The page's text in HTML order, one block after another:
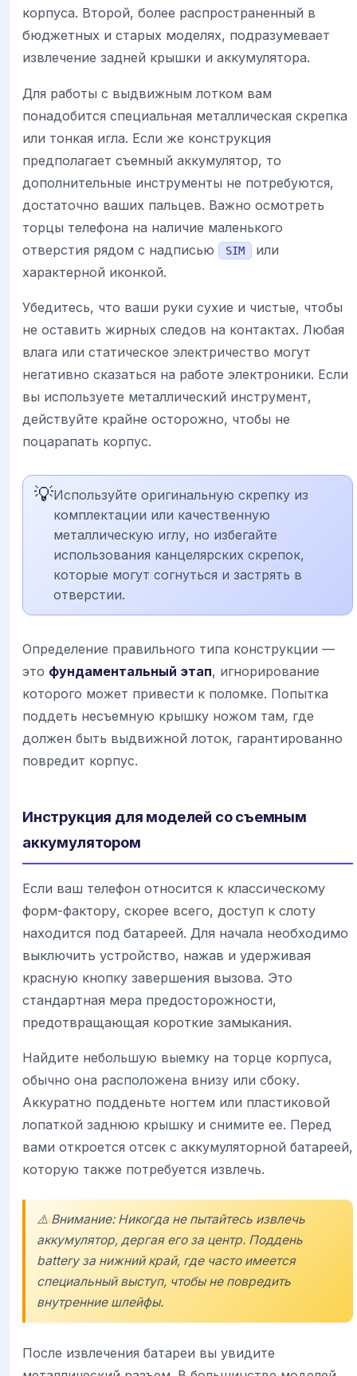
корпуса. Второй, более распространенный в
бюджетных и старых моделях, подразумевает
извлечение задней крышки и аккумулятора.
Для работы с выдвижным лотком вам
понадобится специальная металлическая скрепка
или тонкая игла. Если же конструкция
предполагает съемный аккумулятор, то
дополнительные инструменты не потребуются,
достаточно ваших пальцев. Важно осмотреть
торцы телефона на наличие маленького
отверстия рядом с надписью
SIM
или
характерной иконкой.
Убедитесь, что ваши руки сухие и чистые, чтобы
не оставить жирных следов на контактах. Любая
влага или статическое электричество могут
негативно сказаться на работе электроники. Если
вы используете металлический инструмент,
действуйте крайне осторожно, чтобы не
поцарапать корпус.
💡Используйте оригинальную скрепку из
комплектации или качественную
металлическую иглу, но избегайте
использования канцелярских скрепок,
которые могут согнуться и застрять в
отверстии.
Определение правильного типа конструкции —
это фундаментальный этап, игнорирование
которого может привести к поломке. Попытка
поддеть несъемную крышку ножом там, где
должен быть выдвижной лоток, гарантированно
повредит корпус.
Инструкция для моделей со съемным
аккумулятором
Если ваш телефон относится к классическому
форм-фактору, скорее всего, доступ к слоту
находится под батареей. Для начала необходимо
выключить устройство, нажав и удерживая
красную кнопку завершения вызова. Это
стандартная мера предосторожности,
предотвращающая короткие замыкания.
Найдите небольшую выемку на торце корпуса,
обычно она расположена внизу или сбоку.
Аккуратно подденьте ногтем или пластиковой
лопаткой заднюю крышку и снимите ее. Перед
вами откроется отсек с аккумуляторной батареей,
которую также потребуется извлечь.
⚠️ Внимание: Никогда не пытайтесь извлечь
аккумулятор, дергая его за центр. Поддень
battery за нижний край, где часто имеется
специальный выступ, чтобы не повредить
внутренние шлейфы.
После извлечения батареи вы увидите